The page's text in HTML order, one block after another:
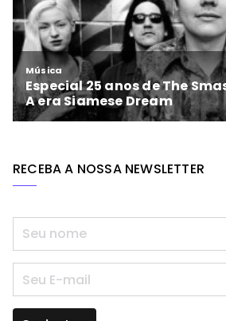
RECEBA A NOSSA NEWSLETTER